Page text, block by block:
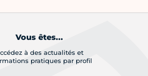
Vous êtes...
à des actualités et
pratiques par profil